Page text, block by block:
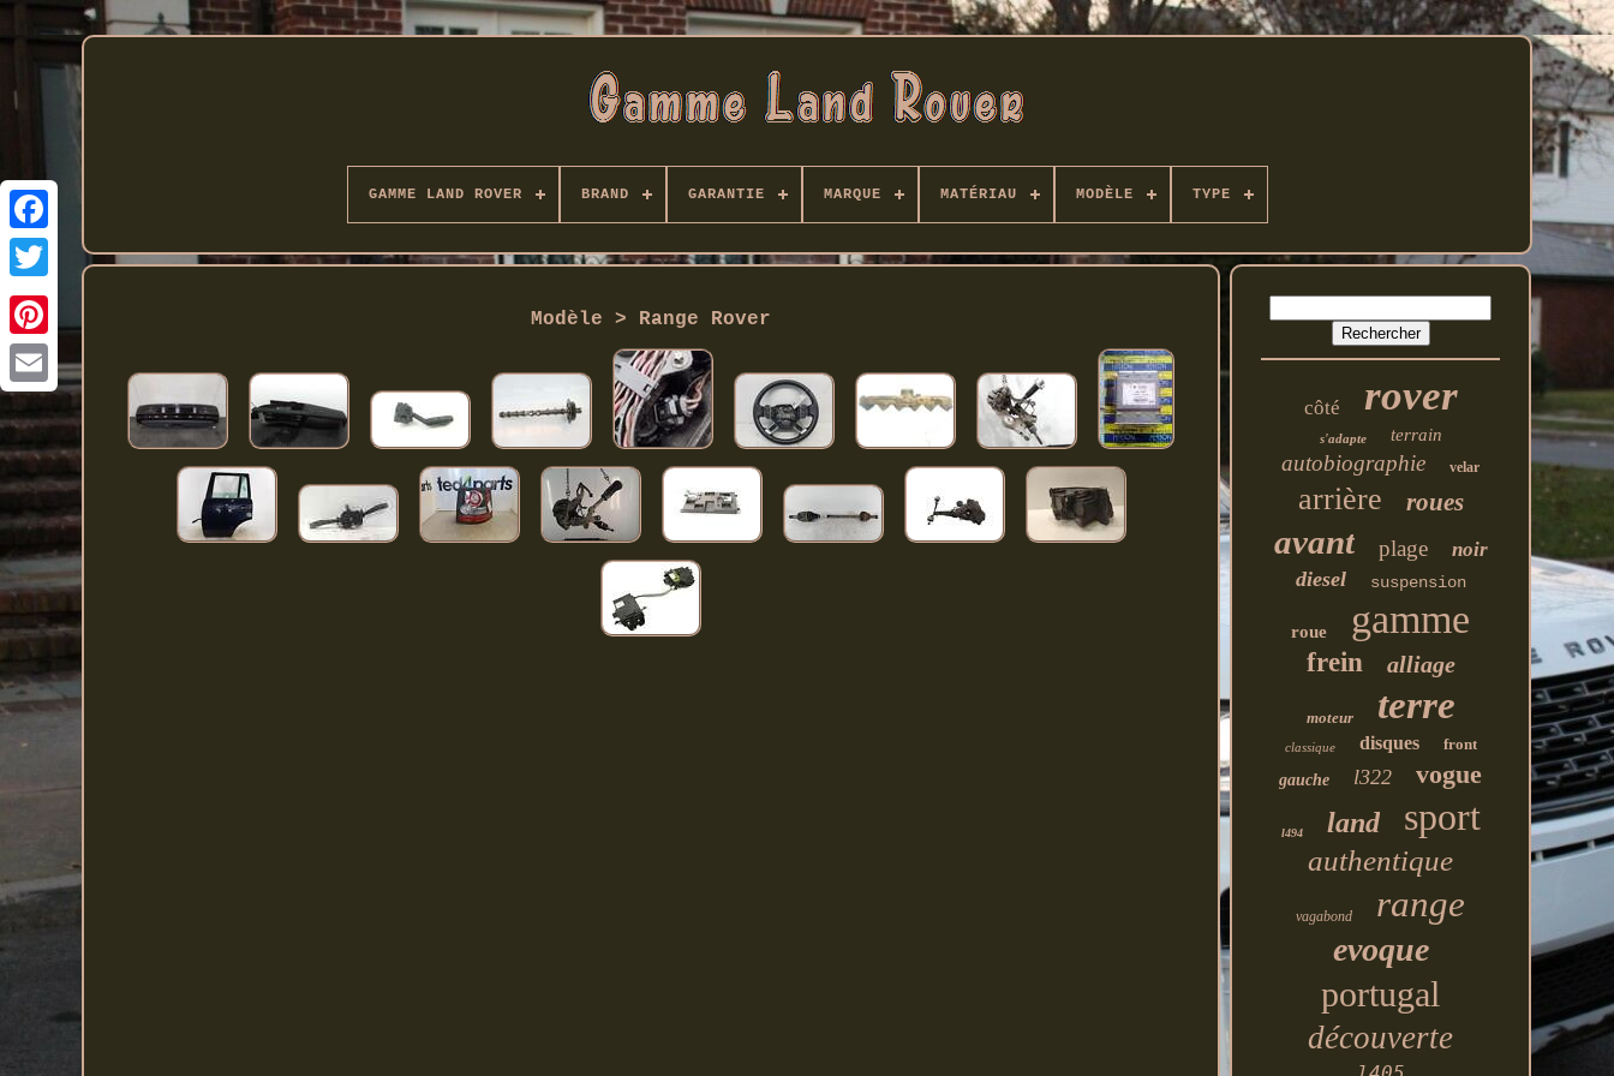
Twitter
GAMME LAND ROVER BRAND GARANTIE MARQUE MATÉRIAU MODÈLE TYPE
Modèle > Range Rover
côté rover
s'adapte terrain
autobiographie velar
arrière roues
avant plage noir
diesel suspension
roue gamme
frein alliage
moteur terre
classique disques
front
gauche
l322 vogue
l494 land sport
authentique
vagabond range
evoque
portugal
découverte